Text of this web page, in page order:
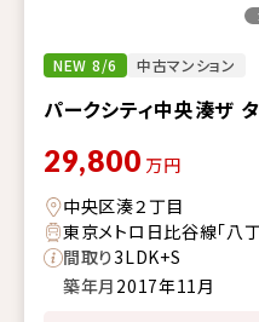
NEW 8/6 中古マンション
パークシティ中央湊ザ
29,800 万円
中央区湊２丁目
東京メトロ日比谷線「
間取り3LDK+S
築年月 2017年11月